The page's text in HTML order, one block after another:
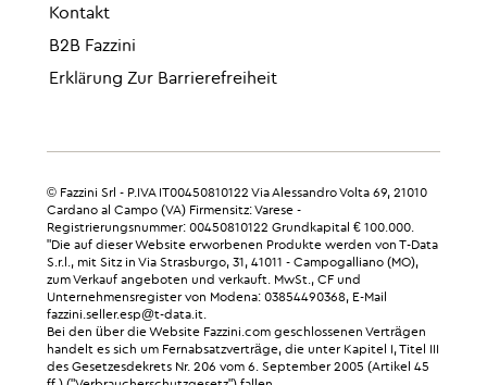
Kontakt
B2B Fazzini
Erklärung Zur Barrierefreiheit
© Fazzini Srl - P.IVA IT00450810122 Via Alessandro Volta 69, 21010
Cardano al Campo (VA) Firmensitz: Varese -
Registrierungsnummer: 00450810122 Grundkapital € 100.000.
"Die auf dieser Website erworbenen Produkte werden von T-Data
S.r.l., mit Sitz in Via Strasburgo, 31, 41011 - Campogalliano (MO),
zum Verkauf angeboten und verkauft. MwSt., CF und
Unternehmensregister von Modena: 03854490368, E-Mail
fazzini.seller.esp@t-data.it.
Bei den über die Website Fazzini.com geschlossenen Verträgen
handelt es sich um Fernabsatzverträge, die unter Kapitel I, Titel III
des Gesetzesdekrets Nr. 206 vom 6. September 2005 (Artikel 45